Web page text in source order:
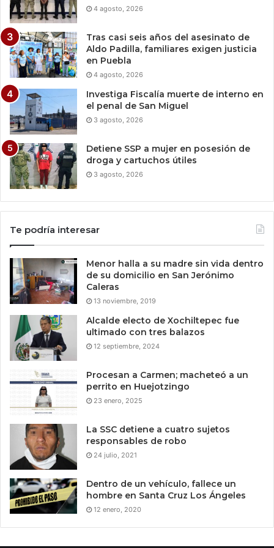
4 agosto, 2026
Tras casi seis años del asesinato de
Aldo Padilla, familiares exigen justicia
en Puebla
4 agosto, 2026
Investiga Fiscalía muerte de interno en
el penal de San Miguel
3 agosto, 2026
Detiene SSP a mujer en posesión de
droga y cartuchos útiles
3 agosto, 2026
Te podría interesar
Menor halla a su madre sin vida dentro
de su domicilio en San Jerónimo
Caleras
13 noviembre, 2019
Alcalde electo de Xochiltepec fue
ultimado con tres balazos
12 septiembre, 2024
Procesan a Carmen; macheteó a un
perrito en Huejotzingo
23 enero, 2025
La SSC detiene a cuatro sujetos
responsables de robo
24 julio, 2021
Dentro de un vehículo, fallece un
hombre en Santa Cruz Los Ángeles
12 enero, 2020